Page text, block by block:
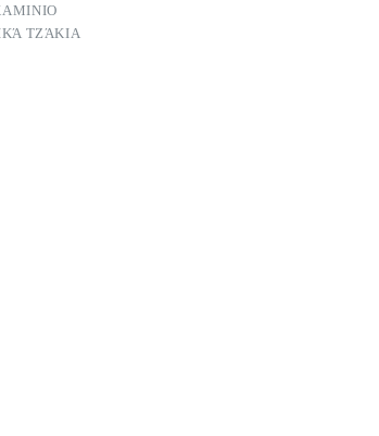
ΤΖΆΚΙΑ